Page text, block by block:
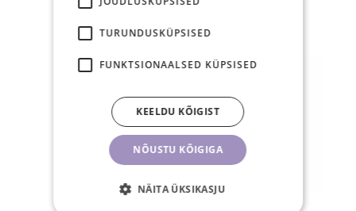
SEOTUD TOOTED
TURUNDUSKÜPSISED
FUNKTSIONAALSED KÜPSISED
NÕUSTU KÕIGIGA
KEELDU KÕIGIST
NÄITA ÜKSIKASJU